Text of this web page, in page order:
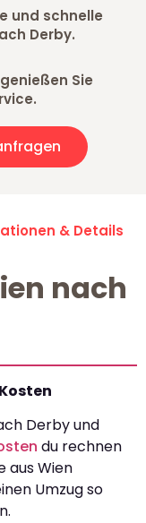
und schnelle
Derby.
Sie
& Details
nach
Derby und
du rechnen
aus Wien
Umzug so